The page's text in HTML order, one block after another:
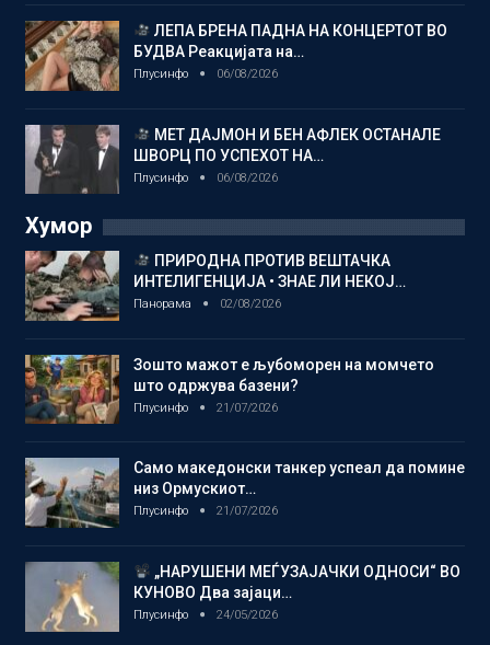
ЛЕПА БРЕНА ПАДНА НА КОНЦЕРТОТ ВО
БУДВА Реакцијата на…
Плусинфо 06/08/2026
МЕТ ДАЈМОН И БЕН АФЛЕК ОСТАНАЛЕ
ШВОРЦ ПО УСПЕХОТ НА…
Плусинфо 06/08/2026
Хумор
ПРИРОДНА ПРОТИВ ВЕШТАЧКА
ИНТЕЛИГЕНЦИЈА • ЗНАЕ ЛИ НЕКОЈ…
Панорама 02/08/2026
Зошто мажот е љубоморен на момчето
што одржува базени?
Плусинфо 21/07/2026
Само македонски танкер успеал да помине
низ Ормускиот…
Плусинфо 21/07/2026
„НАРУШЕНИ МЕЃУЗАЈАЧКИ ОДНОСИ“ ВО
КУНОВО Два зајаци…
Плусинфо 24/05/2026